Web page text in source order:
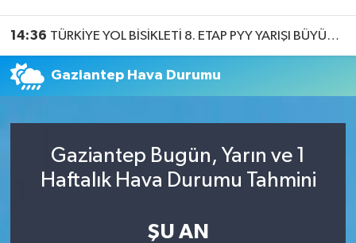
14:36 TÜRKİYE YOL BİSİKLETİ 8. ETAP PYY YARIŞI BÜYÜK HEYECANA SAHNE OLDU
Gaziantep Hava Durumu
Gaziantep Bugün, Yarın ve 1
Haftalık Hava Durumu Tahmini
ŞU AN
Isparta Namaz Vakitleri
Tüm Manşetler
Son Dakika Haberleri